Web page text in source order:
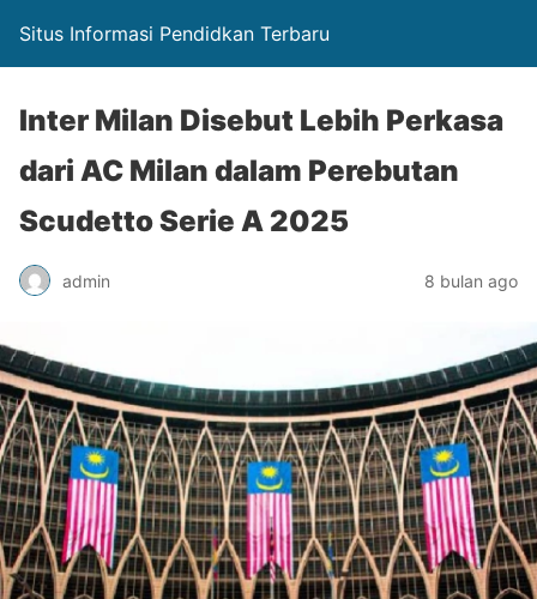
Situs Informasi Pendidkan Terbaru
Inter Milan Disebut Lebih Perkasa
dari AC Milan dalam Perebutan
Scudetto Serie A 2025
admin 8 bulan ago